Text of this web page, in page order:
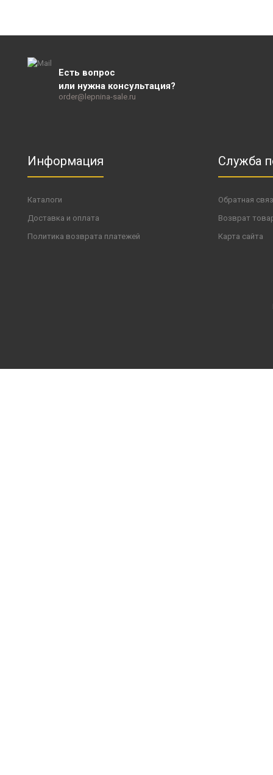
Есть вопрос
или нужна консультация?
order@lepnina-sale.ru
Информация
Каталоги
Доставка и оплата
Политика возврата платежей
Служба
Обратная
Возврат
Карта сайта